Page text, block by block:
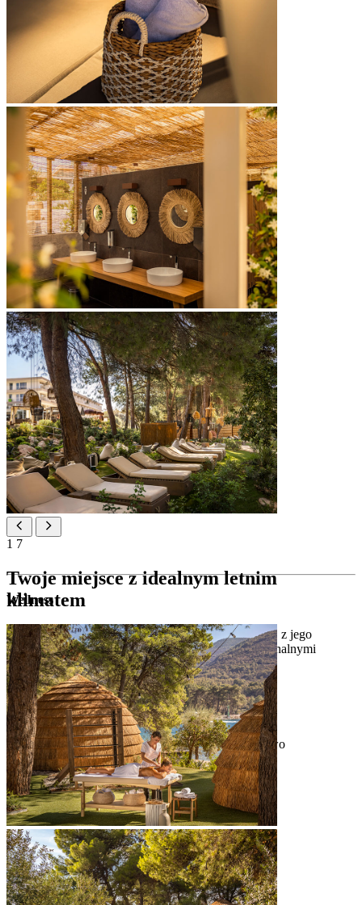
1 7
Twoje miejsce z idealnym letnim
klimatem
Prawdziwie letni nastrój poczujesz na basenie Places, z jego
swobodną atmosferą, świetną muzyką DJ-ów i oryginalnymi
koktajlami z dodatkiem hvarskich ziół.
[PLACES POOL]
400 m2odkryty basen ze słodką wodą
Sounds of [PLACES] – DJ-e i muzyka na żywo
oryginalne koktajle w Places pool bar
baldachimy i leżaki
wypożyczanie ręczników
Wellness